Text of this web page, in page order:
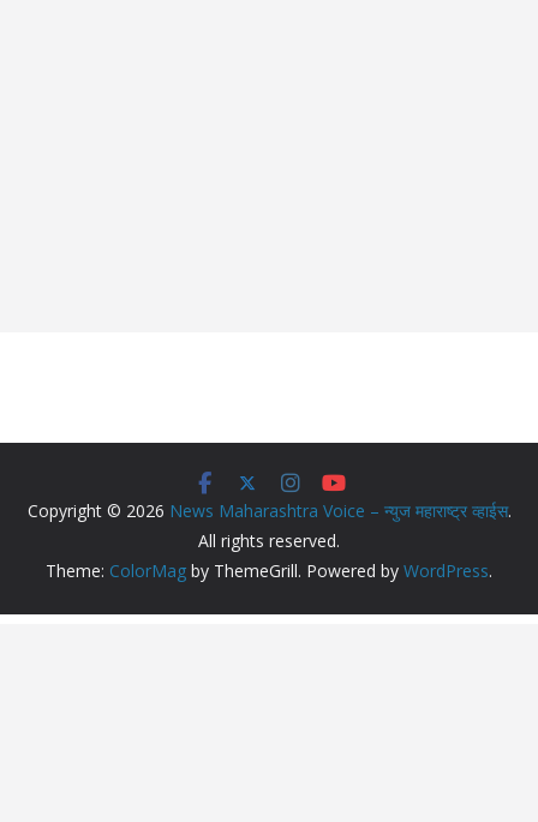
Copyright © 2026 News Maharashtra Voice – न्युज महाराष्ट्र व्हाईस.
All rights reserved.
Theme: ColorMag by ThemeGrill. Powered by WordPress.